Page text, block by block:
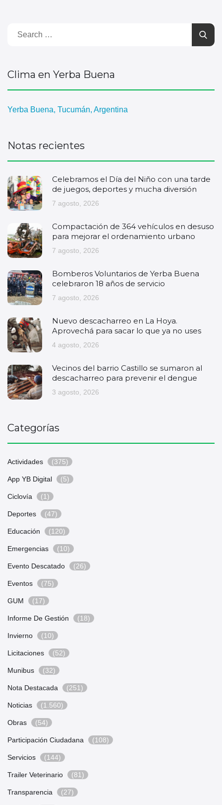
Clima en Yerba Buena
Yerba Buena, Tucumán, Argentina
Notas recientes
Celebramos el Día del Niño con una tarde
de juegos, deportes y mucha diversión
7 agosto, 2026
Compactación de 364 vehículos en desuso
para mejorar el ordenamiento urbano
7 agosto, 2026
Bomberos Voluntarios de Yerba Buena
celebraron 18 años de servicio
7 agosto, 2026
Nuevo descacharreo en La Hoya.
Aprovechá para sacar lo que ya no uses
4 agosto, 2026
Vecinos del barrio Castillo se sumaron al
descacharreo para prevenir el dengue
3 agosto, 2026
Categorías
Actividades (375)
App YB Digital (5)
Ciclovía (1)
Deportes (47)
Educación (120)
Emergencias (10)
Evento Descatado (26)
Eventos (75)
GUM (17)
Informe De Gestión (18)
Invierno (10)
Licitaciones (52)
Munibus (32)
Nota Destacada (251)
Noticias (1.560)
Obras (54)
Participación Ciudadana (108)
Servicios (144)
Trailer Veterinario (81)
Transparencia (27)